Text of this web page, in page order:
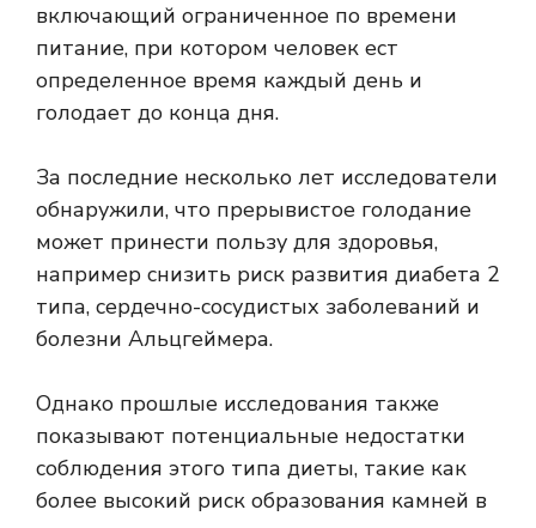
включающий ограниченное по времени
питание, при котором человек ест
определенное время каждый день и
голодает до конца дня.
За последние несколько лет исследователи
обнаружили, что прерывистое голодание
может принести пользу для здоровья,
например снизить риск развития диабета 2
типа, сердечно-сосудистых заболеваний и
болезни Альцгеймера.
Однако прошлые исследования также
показывают потенциальные недостатки
соблюдения этого типа диеты, такие как
более высокий риск образования камней в